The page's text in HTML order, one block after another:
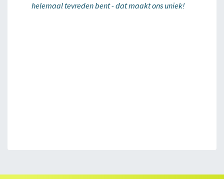
helemaal tevreden bent - dat maakt ons uniek!